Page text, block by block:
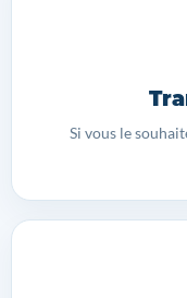
Si vous le